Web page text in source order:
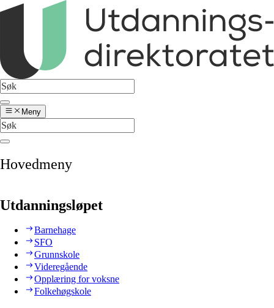
Meny
Hovedmeny
Utdanningsløpet
Barnehage
SFO
Grunnskole
Videregående
Opplæring for voksne
Folkehøgskole